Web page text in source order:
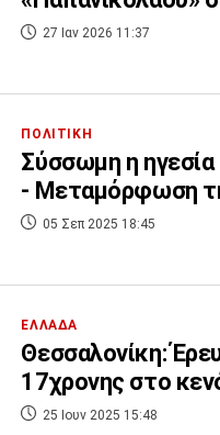
27 Ιαν 2026 11:37
ΠΟΛΙΤΙΚΗ
Σύσσωμη η ηγεσία
- Μεταμόρφωση
05 Σεπ 2025 18:45
ΕΛΛΑΔΑ
Θεσσαλονίκη:
17χρονης στο
25 Ιουν 2025 15:48